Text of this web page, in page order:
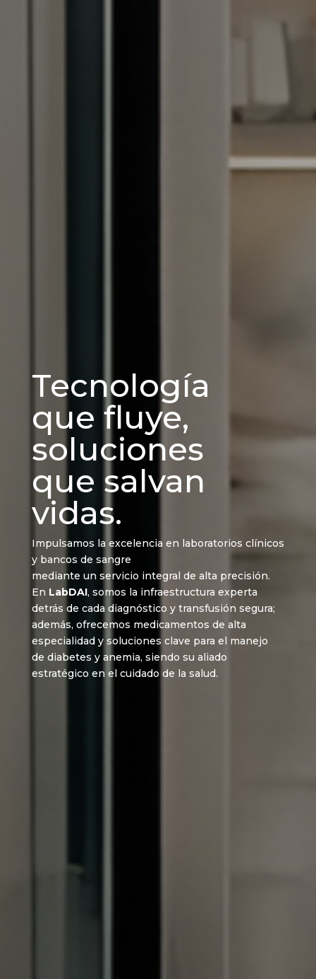
Tecnología
que fluye,
soluciones
que salvan
vidas.
Impulsamos la excelencia en laboratorios clínicos
y bancos de sangre
mediante un servicio integral de alta precisión.
En LabDAI, somos la infraestructura experta
detrás de cada diagnóstico y transfusión segura;
además, ofrecemos medicamentos de alta
especialidad y soluciones clave para el manejo
de diabetes y anemia, siendo su aliado
estratégico en el cuidado de la salud.